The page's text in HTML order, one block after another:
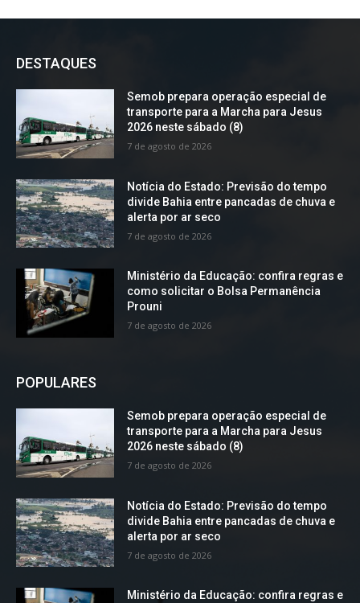
DESTAQUES
Semob prepara operação especial de
transporte para a Marcha para Jesus
2026 neste sábado (8)
7 de agosto de 2026
Notícia do Estado: Previsão do tempo
divide Bahia entre pancadas de chuva e
alerta por ar seco
7 de agosto de 2026
Ministério da Educação: confira regras e
como solicitar o Bolsa Permanência
Prouni
7 de agosto de 2026
POPULARES
Semob prepara operação especial de
transporte para a Marcha para Jesus
2026 neste sábado (8)
7 de agosto de 2026
Notícia do Estado: Previsão do tempo
divide Bahia entre pancadas de chuva e
alerta por ar seco
7 de agosto de 2026
Ministério da Educação: confira regras e